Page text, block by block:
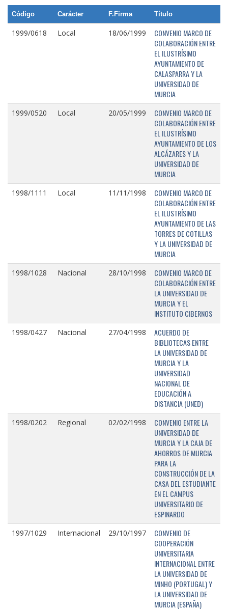
Código Carácter F.Firma Título
1999/0618 Local 18/06/1999
CONVENIO MARCO DE
COLABORACIÓN ENTRE
EL ILUSTRÍSIMO
AYUNTAMIENTO DE
CALASPARRA Y LA
UNIVERSIDAD DE
MURCIA
1999/0520 Local 20/05/1999
CONVENIO MARCO DE
COLABORACIÓN ENTRE
EL ILUSTRÍSIMO
AYUNTAMIENTO DE LOS
ALCÁZARES Y LA
UNIVERSIDAD DE
MURCIA
1998/1111 Local 11/11/1998
CONVENIO MARCO DE
COLABORACIÓN ENTRE
EL ILUSTRÍSIMO
AYUNTAMIENTO DE LAS
TORRES DE COTILLAS
Y LA UNIVERSIDAD DE
MURCIA
1998/1028 Nacional 28/10/1998
CONVENIO MARCO DE
COLABORACIÓN ENTRE
LA UNIVERSIDAD DE
MURCIA Y EL
INSTITUTO CIBERNOS
1998/0427 Nacional 27/04/1998
ACUERDO DE
BIBLIOTECAS ENTRE
LA UNIVERSIDAD DE
MURCIA Y LA
UNIVERSIDAD
NACIONAL DE
EDUCACIÓN A
DISTANCIA (UNED)
1998/0202 Regional 02/02/1998
CONVENIO ENTRE LA
UNIVERSIDAD DE
MURCIA Y LA CAJA DE
AHORROS DE MURCIA
PARA LA
CONSTRUCCIÓN DE LA
CASA DEL ESTUDIANTE
EN EL CAMPUS
UNIVERSITARIO DE
ESPINARDO
1997/1029 Internacional 29/10/1997
CONVENIO DE
COOPERACIÓN
UNIVERSITARIA
INTERNACIONAL ENTRE
LA UNIVERSIDAD DE
MINHO (PORTUGAL) Y
LA UNIVERSIDAD DE
MURCIA (ESPAÑA)